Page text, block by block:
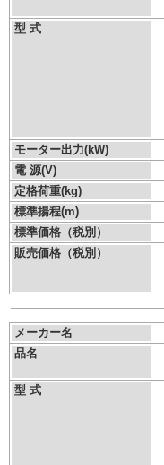
型 式
モーター出力(kW)
電 源(V)
定格荷重(kg)
標準揚程(m)
標準価格（税別）
販売価格（税別）
メーカー名
品名
型 式